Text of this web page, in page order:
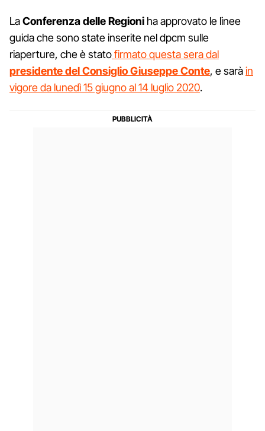
LaConferenza delle Regioni ha approvato le linee
guida che sono state inserite nel dpcm sulle
riaperture, che è statofirmato questa sera dal
presidente del Consiglio Giuseppe Conte, e saràin
vigore da lunedì 15 giugno al 14 luglio 2020.